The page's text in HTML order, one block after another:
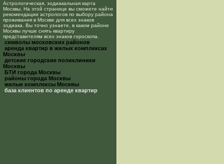
Астрологическая, зодиакальная карта
Москвы. На этой странице вы сможете найти
рекомендации астрологов по выбору района
проживания в Москве для всех знаков
зодиака. Вы точно узнаете, в каком районе
Москвы лучше снять квартиру
представителям всех знаков гороскопа.
cимволы московских районов
аренда квартир в жилых комплексах
Москвы
детские городские поликлиники
Москвы
БТИ города Москвы
районы города Москвы
жилые комплексы Москвы
база клиентов по аренде квартир